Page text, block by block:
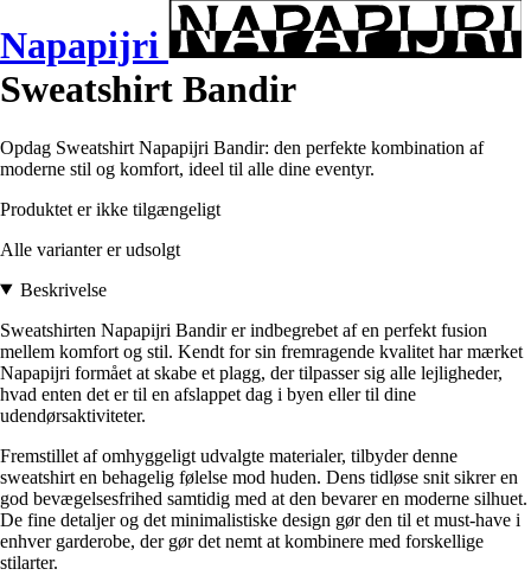
Napapijri
Sweatshirt Bandir
Opdag Sweatshirt Napapijri Bandir: den perfekte kombination af
moderne stil og komfort, ideel til alle dine eventyr.
Produktet er ikke tilgængeligt
Alle varianter er udsolgt
Beskrivelse
Sweatshirten Napapijri Bandir er indbegrebet af en perfekt fusion
mellem komfort og stil. Kendt for sin fremragende kvalitet har mærket
Napapijri formået at skabe et plagg, der tilpasser sig alle lejligheder,
hvad enten det er til en afslappet dag i byen eller til dine
udendørsaktiviteter.
Fremstillet af omhyggeligt udvalgte materialer, tilbyder denne
sweatshirt en behagelig følelse mod huden. Dens tidløse snit sikrer en
god bevægelsesfrihed samtidig med at den bevarer en moderne silhuet.
De fine detaljer og det minimalistiske design gør den til et must-have i
enhver garderobe, der gør det nemt at kombinere med forskellige
stilarter.